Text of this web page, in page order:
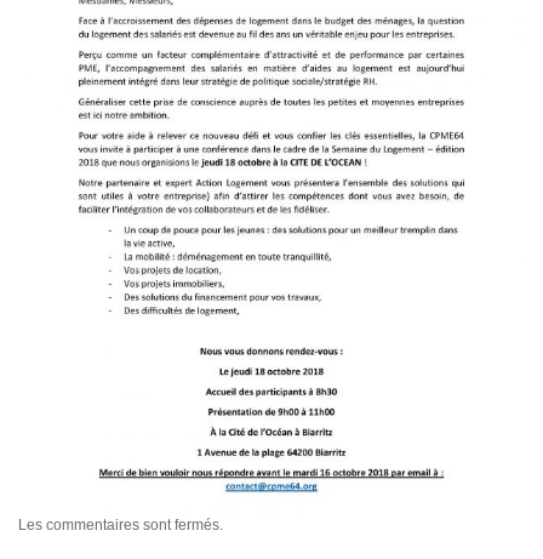
Les commentaires sont fermés.